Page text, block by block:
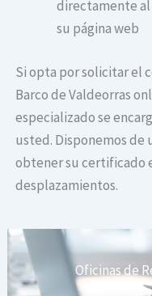
directamente al
su página web
Si opta por solicitar el
Barco de Valdeorras
especializado se
usted. Disponemos de
obtener su certificado
desplazamientos.
Oficinas de